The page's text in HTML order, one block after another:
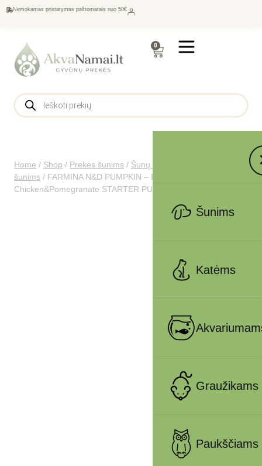
Nemokamas pristatymas paštomatais nuo 50€
0
Šunims
Katėms
Graužikams
Paukščiams
Home / Shop / Prekės šunims / Šunų maistas
šunims / FARMINA N&D PUMPKIN – DOG Dry
Chicken&Pomegranate STARTER PUPPY ALL BR 800 g